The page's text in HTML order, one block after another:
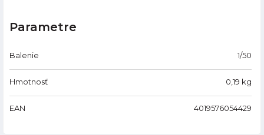
Parametre
Balenie 1/50
Hmotnosť 0,19 kg
EAN 4019576054429